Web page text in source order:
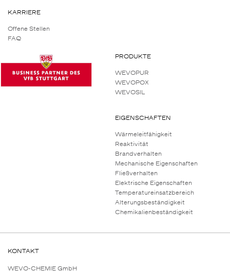
KARRIERE
Offene Stellen
FAQ
PRODUKTE
WEVOPUR
WEVOPOX
WEVOSIL
EIGENSCHAFTEN
Wärmeleitfähigkeit
Reaktivität
Brandverhalten
Mechanische Eigenschaften
Fließverhalten
Elektrische Eigenschaften
Temperatureinsatzbereich
Alterungsbeständigkeit
Chemikalienbeständigkeit
KONTAKT
WEVO-CHEMIE GmbH